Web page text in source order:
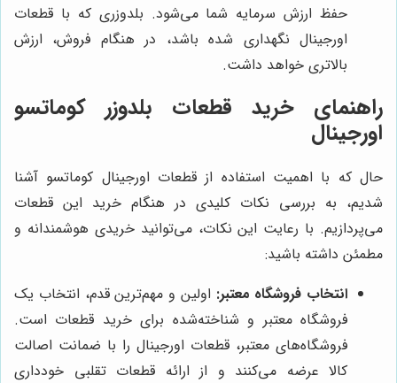
حفظ ارزش سرمایه شما می‌شود. بلدوزری که با قطعات
اورجینال نگهداری شده باشد، در هنگام فروش، ارزش
بالاتری خواهد داشت.
راهنمای خرید قطعات بلدوزر کوماتسو
اورجینال
حال که با اهمیت استفاده از قطعات اورجینال کوماتسو آشنا
شدیم، به بررسی نکات کلیدی در هنگام خرید این قطعات
می‌پردازیم. با رعایت این نکات، می‌توانید خریدی هوشمندانه و
مطمئن داشته باشید:
انتخاب فروشگاه معتبر: اولین و مهم‌ترین قدم، انتخاب یک
فروشگاه معتبر و شناخته‌شده برای خرید قطعات است.
فروشگاه‌های معتبر، قطعات اورجینال را با ضمانت اصالت
کالا عرضه می‌کنند و از ارائه قطعات تقلبی خودداری